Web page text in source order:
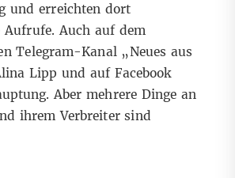
und erreichten dort
Aufrufe. Auch auf dem
Telegram-Kanal„Neues aus
Lipp und auf Facebook
Aber mehrere Dinge an
ihrem Verbreiter sind